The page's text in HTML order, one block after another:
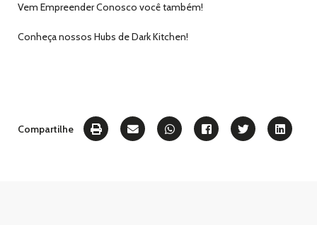
Vem Empreender Conosco você também!
Conheça nossos Hubs de Dark Kitchen!
Compartilhe